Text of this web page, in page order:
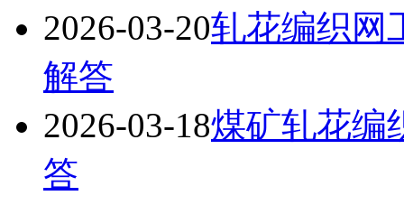
2026-03-20轧花编织网
解答
2026-03-18煤矿轧花编
答